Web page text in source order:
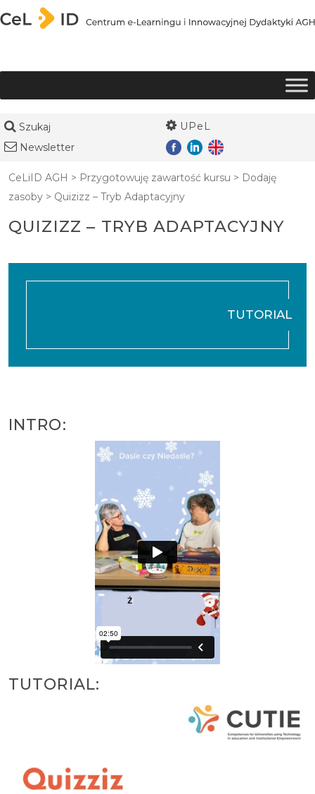
Przejdź do treści
Szukaj
UPeL
Newsletter
CeLiID AGH > Przygotowuję zawartość kursu > Dodaję
zasoby > Quizizz – Tryb Adaptacyjny
QUIZIZZ – TRYB ADAPTACYJNY
TUTORIAL
INTRO:
TUTORIAL: